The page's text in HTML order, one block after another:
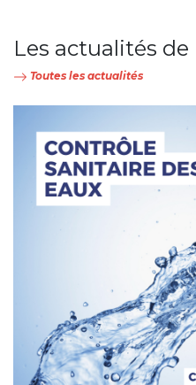
Les actualités
Toutes les actualités